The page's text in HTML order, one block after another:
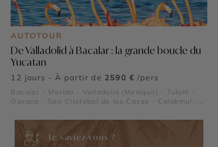
AUTOTOUR
De Valladolid à Bacalar : la grande boucle du
Yucatan
12 jours - À partir de 2590 € /pers
Bacalar - Merida - Valladolid (Mexique) - Tulum -
Oaxaca - San Cristobal de las Casas - Calakmul -
Le saviez-vous ?